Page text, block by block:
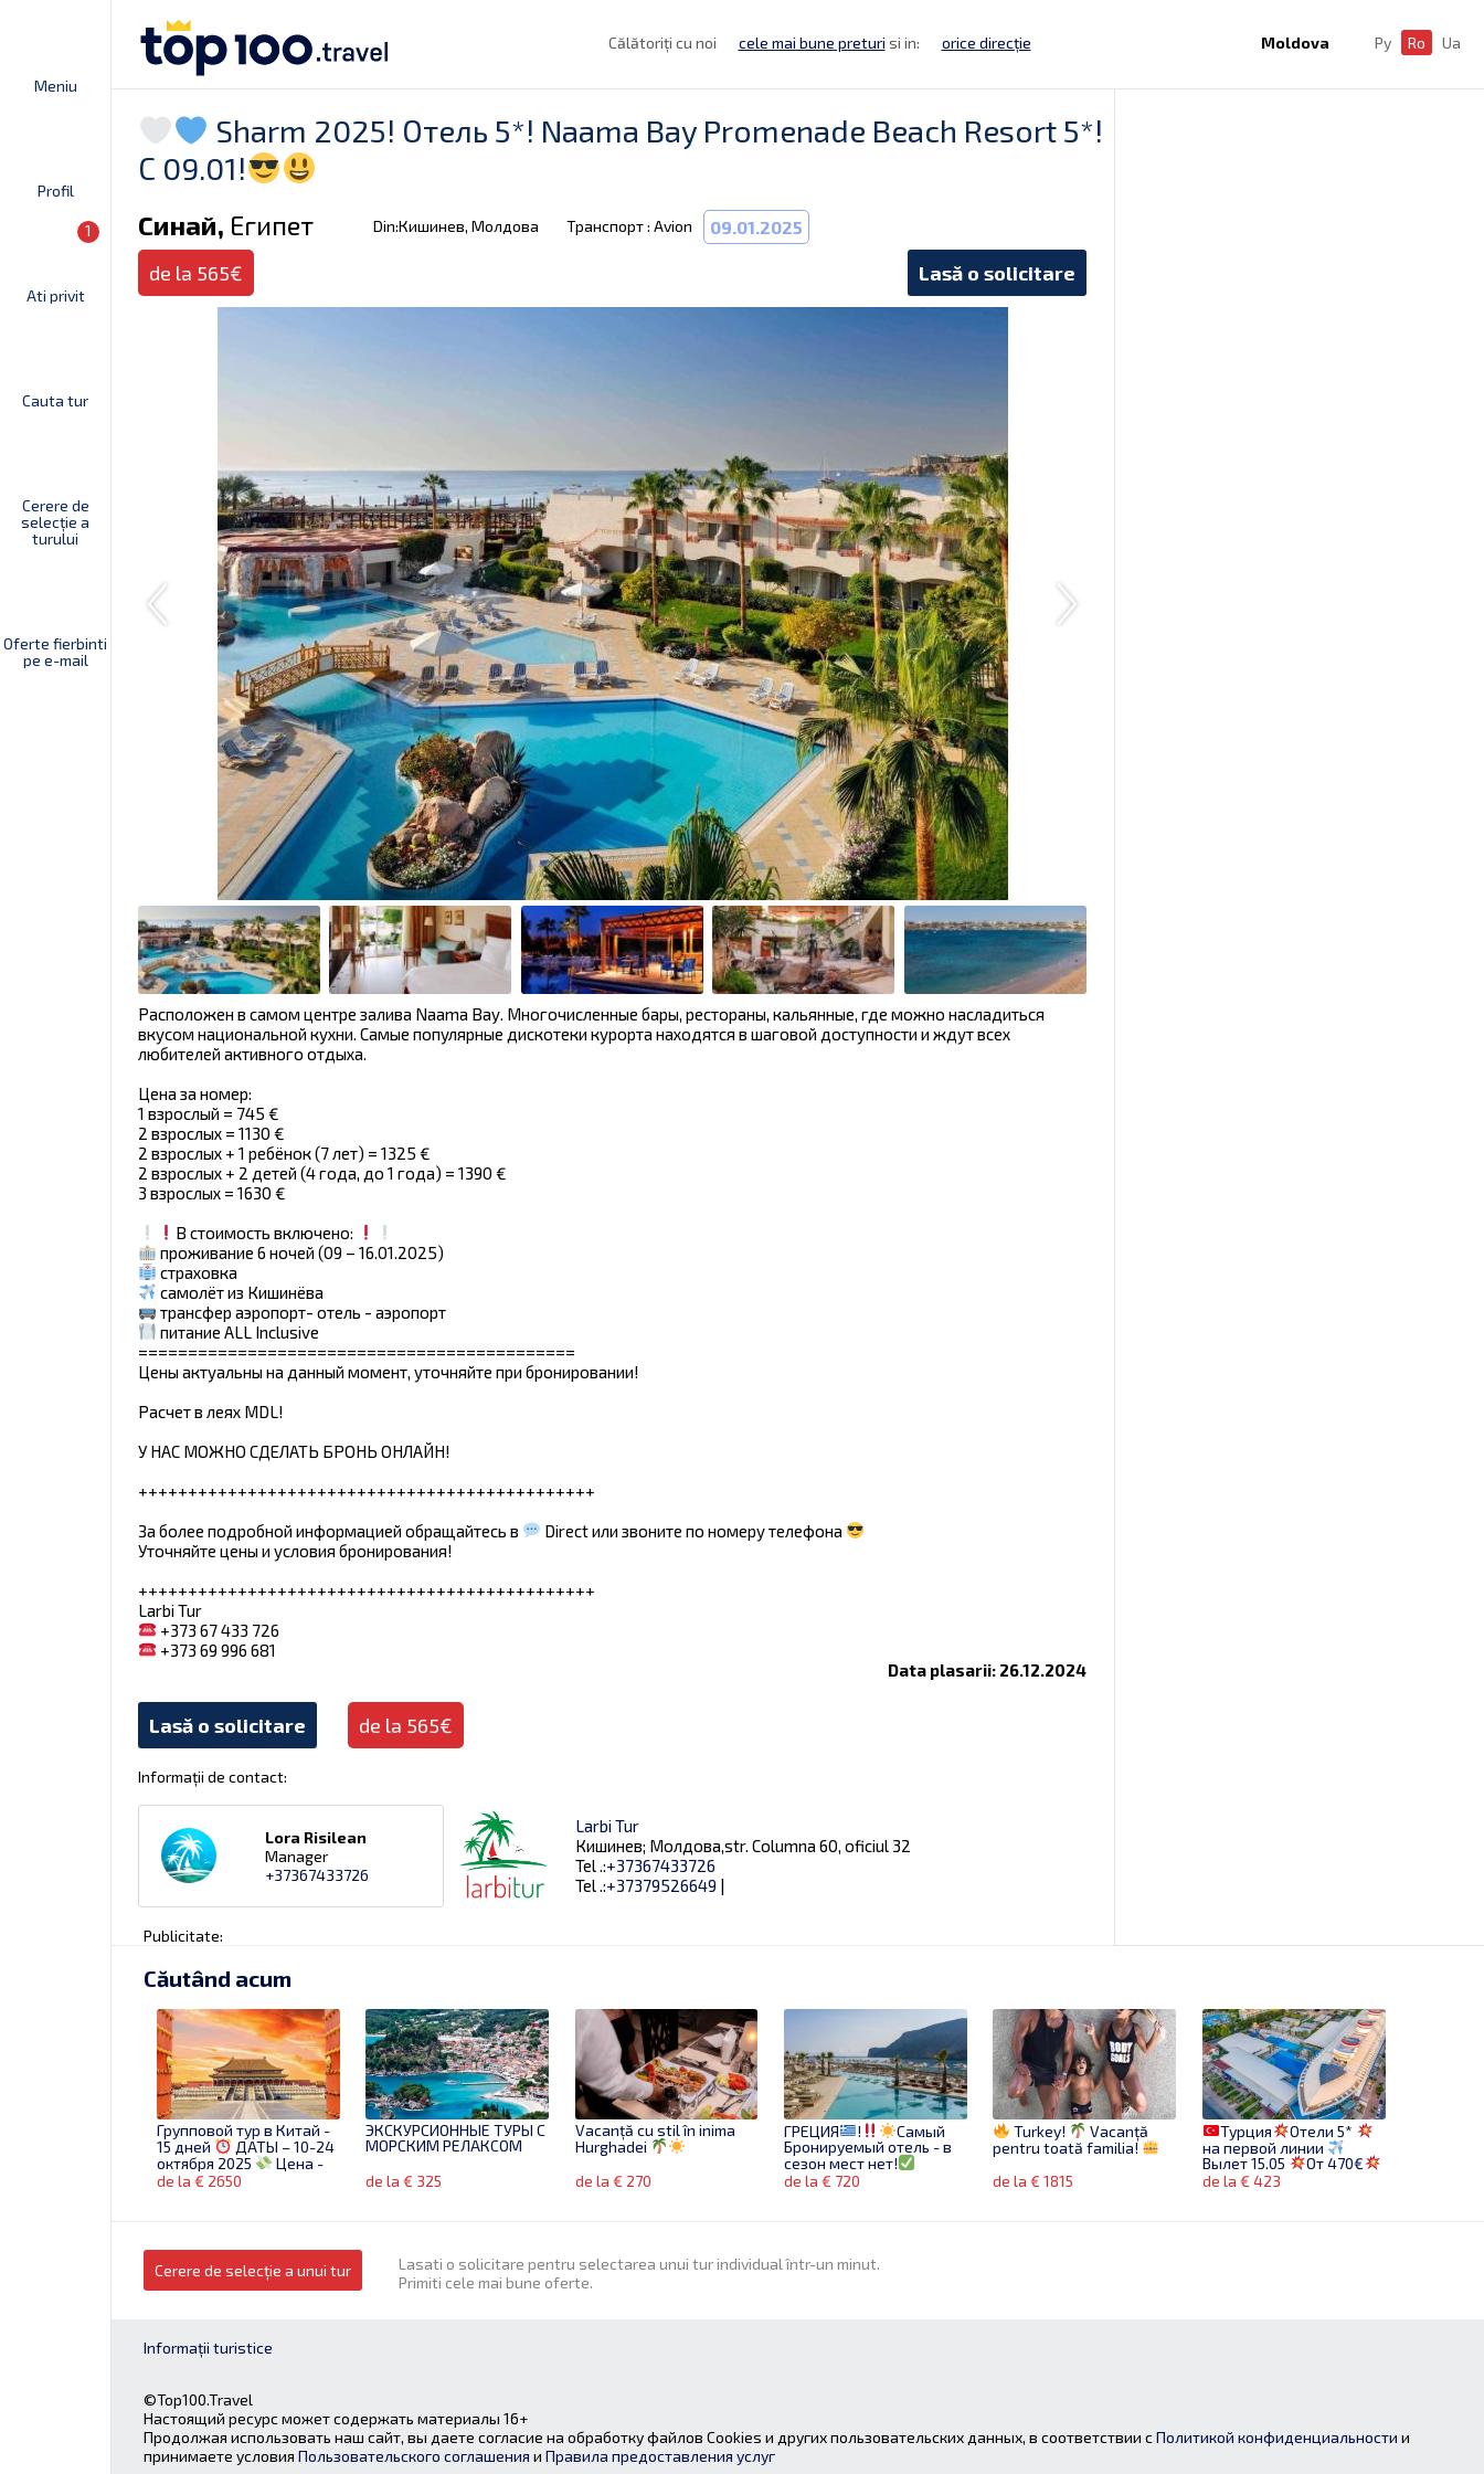
Meniu
Profil
Ati privit
1
Cauta tur
Cerere de
selecție a
turului
Oferte fierbinti
pe e-mail
Călătoriți cu noi cele mai bune preturi si in: orice direcție Moldova Ру Ro Ua
Sharm 2025! Отель 5*! Naama Bay Promenade Beach Resort 5*!
С 09.01!
Синай, Египет Din:Кишинев, Молдова Транспорт : Avion 09.01.2025
de la 565€ Lasă o solicitare
Расположен в самом центре залива Naama Bay. Многочисленные бары, рестораны, кальянные, где можно насладиться
вкусом национальной кухни. Самые популярные дискотеки курорта находятся в шаговой доступности и ждут всех
любителей активного отдыха.
Цена за номер:
1 взрослый = 745 €
2 взрослых = 1130 €
2 взрослых + 1 ребёнок (7 лет) = 1325 €
2 взрослых + 2 детей (4 года, до 1 года) = 1390 €
3 взрослых = 1630 €
В стоимость включено:
проживание 6 ночей (09 – 16.01.2025)
страховка
самолёт из Кишинёва
трансфер аэропорт- отель - аэропорт
питание ALL Inclusive
============================================
Цены актуальны на данный момент, уточняйте при бронировании!
Расчет в леях MDL!
У НАС МОЖНО СДЕЛАТЬ БРОНЬ ОНЛАЙН!
++++++++++++++++++++++++++++++++++++++++++++++
За более подробной информацией обращайтесь в
Direct или звоните по номеру телефона
Уточняйте цены и условия бронирования!
++++++++++++++++++++++++++++++++++++++++++++++
Larbi Tur
+373 67 433 726
+373 69 996 681
Data plasarii: 26.12.2024
Lasă o solicitare de la 565€
Informații de contact:
Lora Risilean
Manager
+37367433726
Larbi Tur
Кишинев; Молдова,str. Columna 60, oficiul 32
Tel .:+37367433726
Tel .:+37379526649 |
Publicitate:
Căutând acum
Групповой тур в Китай -
15 дней
ДАТЫ – 10-24
октября 2025
Цена -
2650 евро
de la € 2650
ЭКСКУРСИОННЫЕ ТУРЫ С
МОРСКИМ РЕЛАКСОМ
de la € 325
Vacanță cu stil în inima
Hurghadei
de la € 270
ГРЕЦИЯ !
Самый
Бронируемый отель - в
сезон мест нет!
Бронируй заранее!
de la € 720
Turkey!
Vacanță
pentru toată familia!
de la € 1815
Турция
Отели 5*
на первой линии
Вылет 15.05
От 470€
de la € 423
Cerere de selecție a unui tur
Lasati o solicitare pentru selectarea unui tur individual într-un minut.
Primiti cele mai bune oferte.
Informații turistice
©Top100.Travel
Настоящий ресурс может содержать материалы 16+
Продолжая использовать наш сайт, вы даете согласие на обработку файлов Cookies и других пользовательских данных, в соответствии сПолитикой конфиденциальности и
принимаете условия Пользовательского соглашения и Правила предоставления услуг